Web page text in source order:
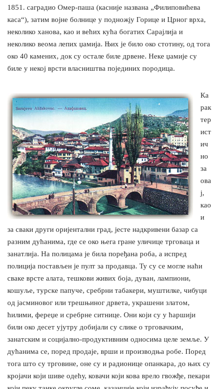
1851. саградио Омер-паша (касније названа „Филиповићева
каса“), затим војне болнице у подножју Горице и Црног врха,
неколико ханова, као и већих кућа богатих Сарајлија и
неколико веома лепих џамија. Њих је било око стотину, од тога
око 40 камених, док су остале биле дрвене. Неке џамије су
биле у некој врсти власништва појединих породица.
Ка
рак
тер
ист
ич
но
за
ова
ј,
као
и
за сваки други оријентални град, јесте надкривени базар са
разним дућанима, где се око њега гране уличице трговаца и
занатлија. На полицама је била поређана роба, а испред
полиција постављен је пулт за продавца. Ту су се могле наћи
сваке врсте алата, тешкови живих боја, дуван, лампиони,
кошуље, турске папуче, сребрни табакери, муштилке, чибуци
од јасминовог или трешњиног дрвета, украшени златом,
ћилими, фереџе и сребрне ситнице. Они који су у ћаршији
били око десет ујутру добијали су слике о трговачким,
занатским и социјално-продуктивним односима целе земље. У
дућанима се, поред продаје, врши и производња робе. Поред
тога што су трговине, оне су и радионице опанкара, до њих су
кројачи који шиве одећу, ковачи који кова врело гвожђе, пекари